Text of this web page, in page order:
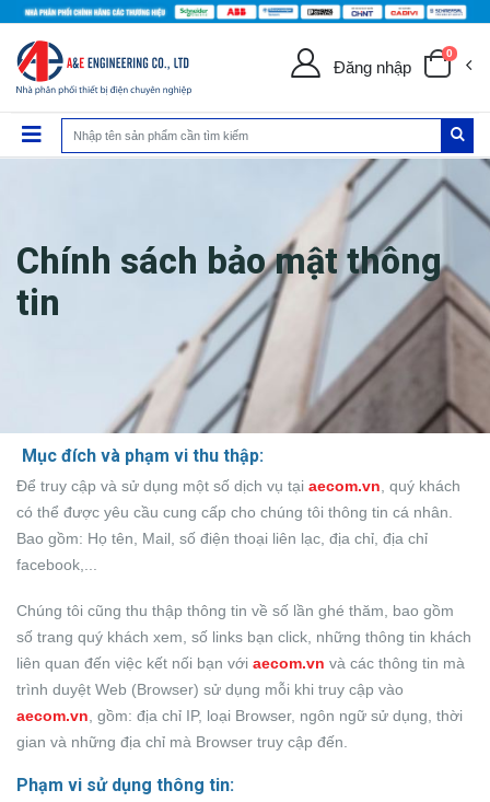
Đăng nhập
0
Chính sách bảo mật thông
tin
Mục đích và phạm vi thu thập:
Để truy cập và sử dụng một số dịch vụ tại aecom.vn , quý khách
có thể được yêu cầu cung cấp cho chúng tôi thông tin cá nhân.
Bao gồm: Họ tên, Mail, số điện thoại liên lạc, địa chỉ, địa chỉ
facebook,...
Chúng tôi cũng thu thập thông tin về số lần ghé thăm, bao gồm
số trang quý khách xem, số links bạn click, những thông tin khách
liên quan đến việc kết nối bạn với aecom.vn và các thông tin mà
trình duyệt Web (Browser) sử dụng mỗi khi truy cập vào
aecom.vn , gồm: địa chỉ IP, loại Browser, ngôn ngữ sử dụng, thời
gian và những địa chỉ mà Browser truy cập đến.
Phạm vi sử dụng thông tin: